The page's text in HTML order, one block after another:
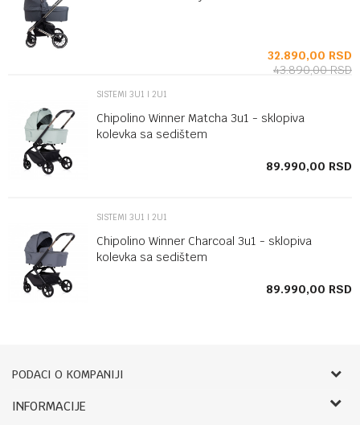
32.890,00 RSD
43.890,00RSD
SISTEMI 3U1 I 2U1
Chipolino Winner Matcha 3u1 - sklopiva
kolevka sa sedištem
89.990,00 RSD
SISTEMI 3U1 I 2U1
Chipolino Winner Charcoal 3u1 - sklopiva
kolevka sa sedištem
89.990,00 RSD
PODACI O KOMPANIJI
Bebbco
INFORMACIJE